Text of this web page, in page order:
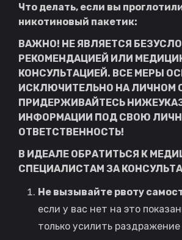
Что делать, если вы
никотиновый пакетик:
ВАЖНО! НЕ ЯВЛЯЕТСЯ
РЕКОМЕНДАЦИЕЙ ИЛИ
КОНСУЛЬТАЦИЕЙ. ВСЕ МЕРЫ
ИСКЛЮЧИТЕЛЬНО НА ЛИЧНОМ
ПРИДЕРЖИВАЙТЕСЬ
ИНФОРМАЦИИ ПОД СВОЮ
ОТВЕТСТВЕННОСТЬ!
В ИДЕАЛЕ ОБРАТИТЬСЯ К
СПЕЦИАЛИСТАМ ЗА
Не вызывайте рвоту
если у вас нет на это
только усилить